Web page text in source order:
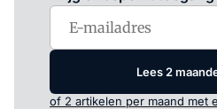
Lees 2
of 2 artikelen per maand met